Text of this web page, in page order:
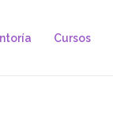
Cursos